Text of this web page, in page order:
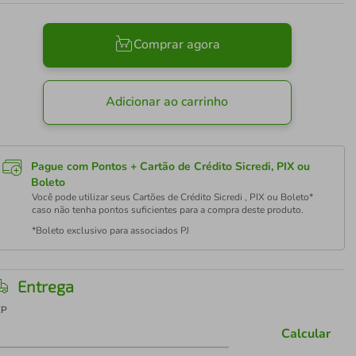
Comprar agora
Adicionar ao carrinho
Pague com Pontos + Cartão de Crédito Sicredi, PIX ou
Boleto
Você pode utilizar seus Cartões de Crédito Sicredi , PIX ou Boleto*
caso não tenha pontos suficientes para a compra deste produto.
*Boleto exclusivo para associados PJ
Entrega
Calcular